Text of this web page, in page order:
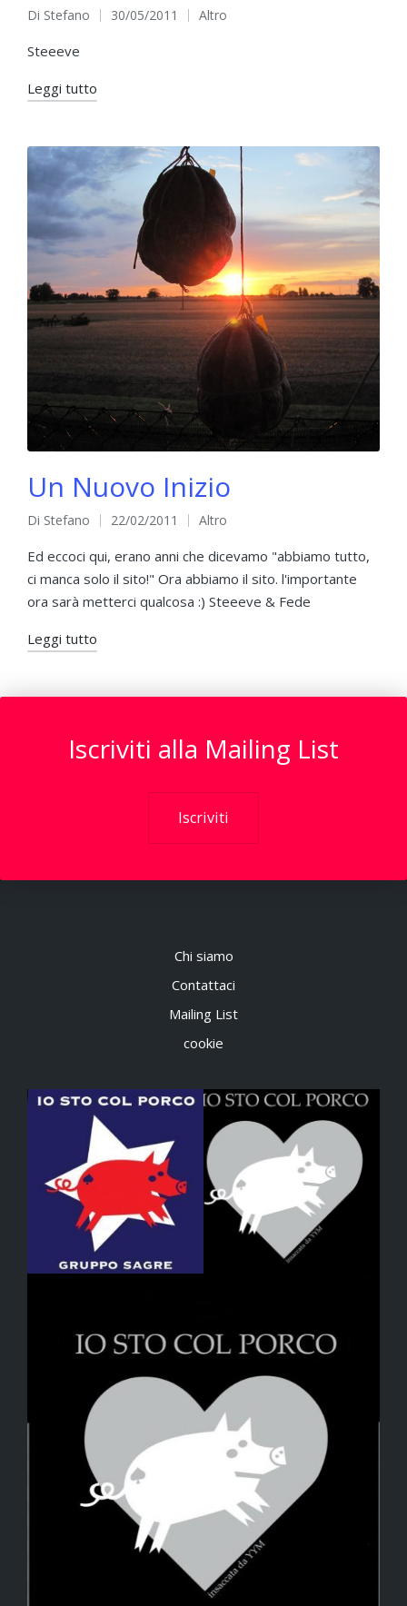
Pubblicato
da
Di Stefano 30/05/2011
Pubblicato
Altro
Steeeve
Leggi tutto
Un Nuovo Inizio
Pubblicato
da
Di Stefano 22/02/2011
Pubblicato
in
Altro
Ed eccoci qui, erano anni che dicevamo "abbiamo tutto,
ci manca solo il sito!" Ora abbiamo il sito. l'importante
ora sarà metterci qualcosa :) Steeeve & Fede
Leggi tutto
Iscriviti alla Mailing List
Iscriviti
Chi siamo
Contattaci
Mailing List
cookie